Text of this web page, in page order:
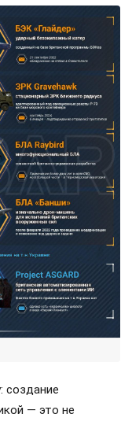
создание
— это не